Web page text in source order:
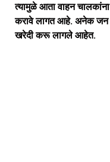
त्यामुळे आता वाहन
करावे लागत आहे. अनेक जन
खरेदी करू लागले आहेत.